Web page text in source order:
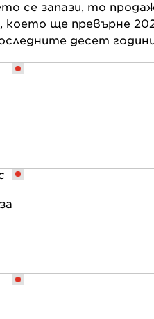
се запази, то
ще превърне
десет